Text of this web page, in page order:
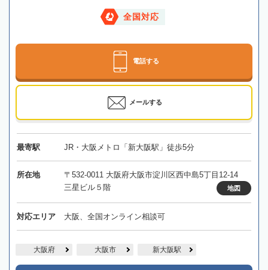
全国対応
電話する
メールする
最寄駅 JR・大阪メトロ「新大阪駅」徒歩5分
所在地
〒532-0011 大阪府大阪市淀川区西中島5丁目12-14
三星ビル５階
地図
対応エリア 大阪、全国オンライン相談可
大阪府 大阪市 新大阪駅